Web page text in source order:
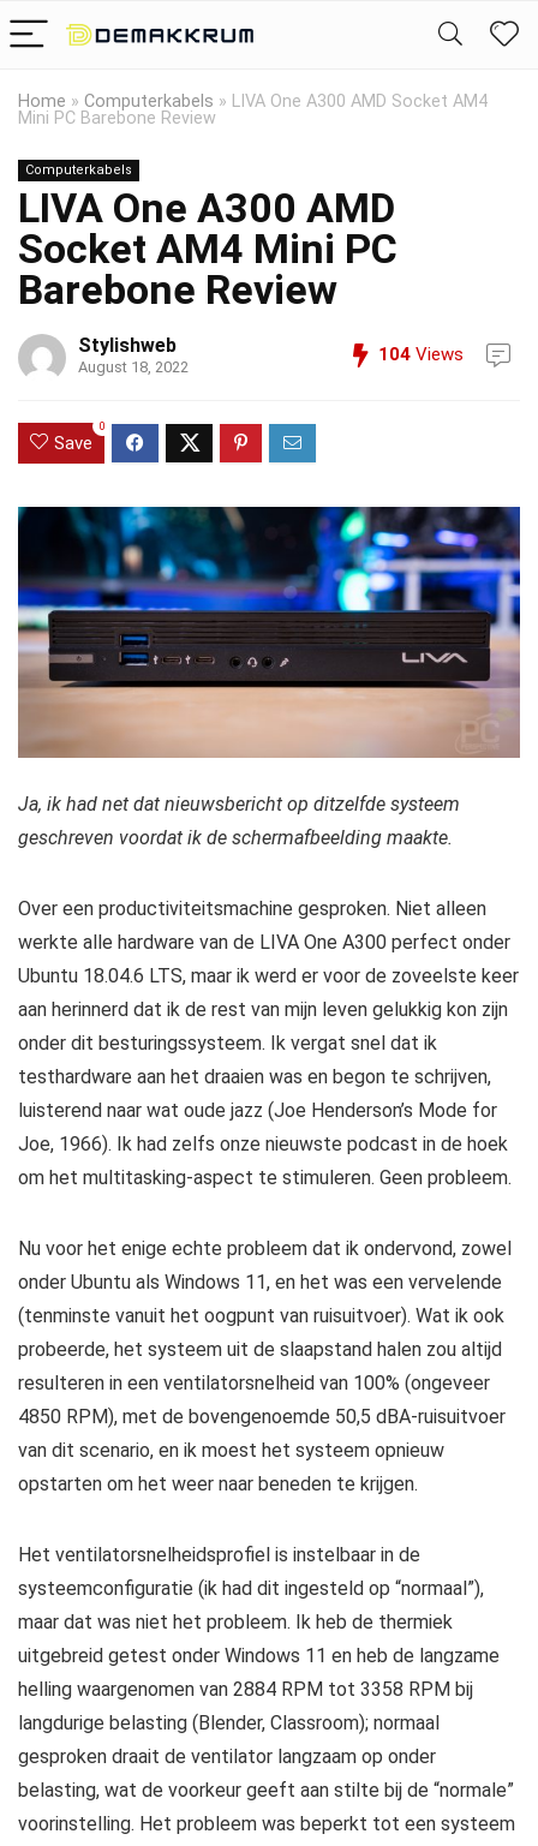
Home » Computerkabels » LIVA One A300 AMD Socket AM4
Mini PC Barebone Review
Computerkabels
LIVA One A300 AMD
Socket AM4 Mini PC
Barebone Review
Stylishweb
August 18, 2022
104 Views
Save
0
Ja, ik had net dat nieuwsbericht op ditzelfde systeem
geschreven voordat ik de schermafbeelding maakte.
Over een productiviteitsmachine gesproken. Niet alleen
werkte alle hardware van de LIVA One A300 perfect onder
Ubuntu 18.04.6 LTS, maar ik werd er voor de zoveelste keer
aan herinnerd dat ik de rest van mijn leven gelukkig kon zijn
onder dit besturingssysteem. Ik vergat snel dat ik
testhardware aan het draaien was en begon te schrijven,
luisterend naar wat oude jazz (Joe Henderson’s Mode for
Joe, 1966). Ik had zelfs onze nieuwste podcast in de hoek
om het multitasking-aspect te stimuleren. Geen probleem.
Nu voor het enige echte probleem dat ik ondervond, zowel
onder Ubuntu als Windows 11, en het was een vervelende
(tenminste vanuit het oogpunt van ruisuitvoer). Wat ik ook
probeerde, het systeem uit de slaapstand halen zou altijd
resulteren in een ventilatorsnelheid van 100% (ongeveer
4850 RPM), met de bovengenoemde 50,5 dBA-ruisuitvoer
van dit scenario, en ik moest het systeem opnieuw
opstarten om het weer naar beneden te krijgen.
Het ventilatorsnelheidsprofiel is instelbaar in de
systeemconfiguratie (ik had dit ingesteld op “normaal”),
maar dat was niet het probleem. Ik heb de thermiek
uitgebreid getest onder Windows 11 en heb de langzame
helling waargenomen van 2884 RPM tot 3358 RPM bij
langdurige belasting (Blender, Classroom); normaal
gesproken draait de ventilator langzaam op onder
belasting, wat de voorkeur geeft aan stilte bij de “normale”
voorinstelling. Het probleem was beperkt tot een systeem